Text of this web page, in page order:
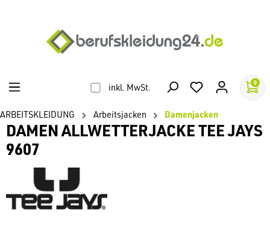
inkl. MwSt. 0
ARBEITSKLEIDUNG Arbeitsjacken Damenjacken
DAMEN ALLWETTERJACKE TEE JAYS
9607